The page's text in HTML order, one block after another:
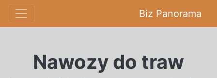
Biz Panorama
Nawozy do traw